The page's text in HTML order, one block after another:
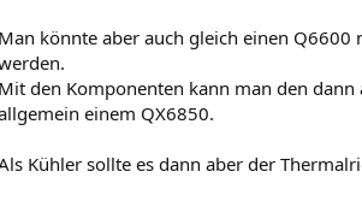
Man könnte aber auch gleich einen
Mit den Komponenten kann man den
einem QX6850.
Kühler sollte es dann aber der